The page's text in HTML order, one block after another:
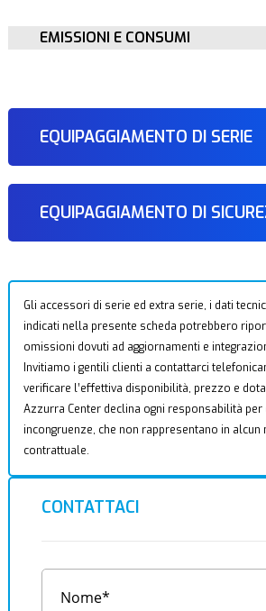
EMISSIONI E CONSUMI
EQUIPAGGIAMENTO DI SERIE
EQUIPAGGIAMENTO DI
Gli accessori di serie ed extra serie, i dati
indicati nella presente scheda potrebbero
omissioni dovuti ad aggiornamenti e
Invitiamo i gentili clienti a contattarci
verificare l’effettiva disponibilità, prezzo e
Azzurra Center declina ogni responsabilità
incongruenze, che non rappresentano in alcun
contrattuale.
CONTATTACI